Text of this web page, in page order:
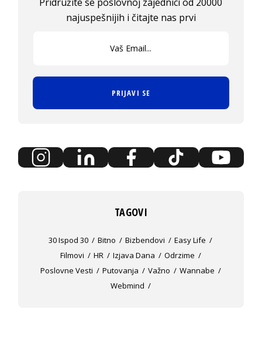
najuspešnijih i čitajte nas prvi
PRIJAVI SE
TAGOVI
30 Ispod 30 Bitno Bizbendovi
Easy Life
Filmovi
HR Izjava Dana
Odrzime
Poslovne Vesti
Putovanja Važno
Wannabe
Webmind